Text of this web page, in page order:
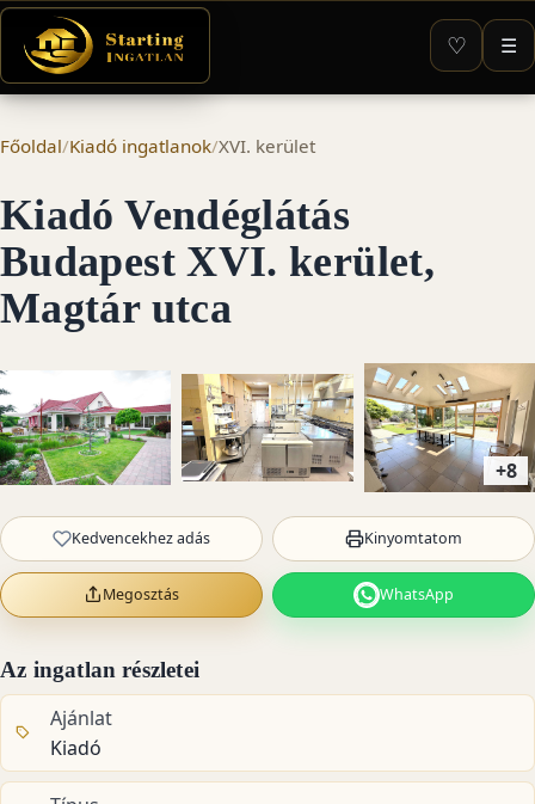
♡ ☰
Főoldal/Kiadó ingatlanok/XVI. kerület
Kiadó Vendéglátás
Budapest XVI. kerület,
Magtár utca
+8
Kedvencekhez adás Kinyomtatom
Megosztás WhatsApp
Az ingatlan részletei
Ajánlat
Kiadó